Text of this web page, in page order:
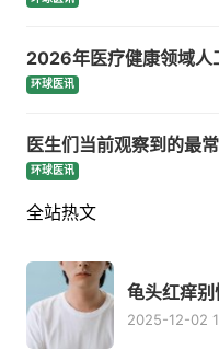
2026年医疗健康领域人
环球医讯
医生们当前观察到的最
环球医讯
全站热文
龟头红痒
2025-12-02